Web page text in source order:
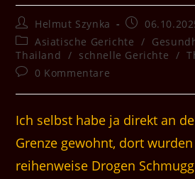
Beitrags-
Autor:
Helmut Szynka
Beitrag
veröffentlicht:
Beitrags-
Kategorie:
Asiatische Gerichte /
Thailand / schnelle Gerichte /
Beitrags-
0 Kommentare
Ich selbst habe ja direkt an
Grenze gewohnt, dort
reihenweise Drogen